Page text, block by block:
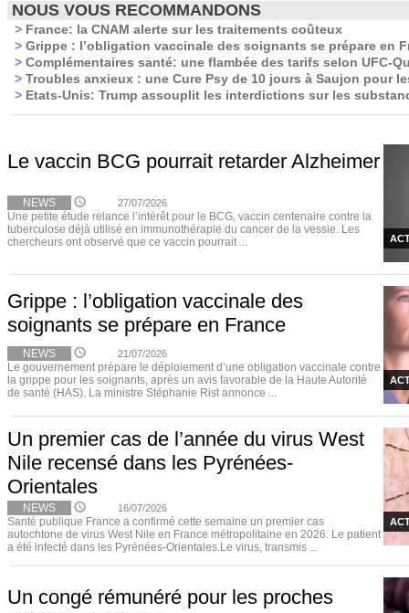
NOUS VOUS RECOMMANDONS
> France: la CNAM alerte sur les traitements coûteux
> Grippe : l’obligation vaccinale des soignants se prépare en
> Complémentaires santé: une flambée des tarifs selon UFC-
> Troubles anxieux : une Cure Psy de 10 jours à Saujon pour
> Etats-Unis: Trump assouplit les interdictions sur les
Le vaccin BCG pourrait retarder Alzheimer
NEWS 27/07/2026
Une petite étude relance l’intérêt pour le BCG, vaccin centenaire contre la
tuberculose déjà utilisé en immunothérapie du cancer de la vessie. Les
chercheurs ont observé que ce vaccin pourrait ...
Grippe : l’obligation vaccinale des
soignants se prépare en France
NEWS 21/07/2026
Le gouvernement prépare le déploiement d’une obligation vaccinale contre
la grippe pour les soignants, après un avis favorable de la Haute Autorité
de santé (HAS). La ministre Stéphanie Rist annonce ...
Un premier cas de l’année du virus West
Nile recensé dans les Pyrénées-
Orientales
NEWS 16/07/2026
Santé publique France a confirmé cette semaine un premier cas
autochtone de virus West Nile en France métropolitaine en 2026. Le patient
a été infecté dans les Pyrénées-Orientales.Le virus, transmis ...
Un congé rémunéré pour les proches